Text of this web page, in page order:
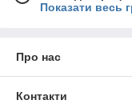
Показати весь
Про нас
Контакти